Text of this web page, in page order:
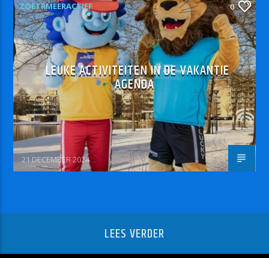
ZOETRMEERACTIEF 0
LEUKE ACTIVITEITEN IN DE VAKANTIE
AGENDA
21 DECEMBER 2024
LEES VERDER